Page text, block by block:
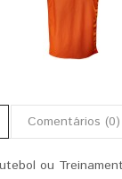
Comentários (0)
ou